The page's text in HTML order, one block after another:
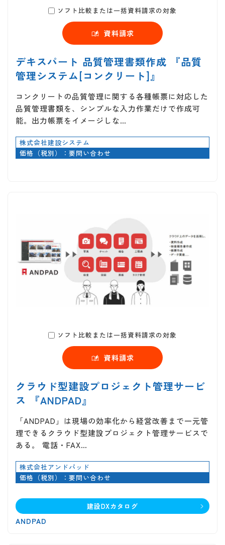
ソフト比較または一括資料請求の対象
資料請求
デキスパート 品質管理書類作成 『品質
管理システム[コンクリート]』
コンクリートの品質管理に関する各種帳票に対応した
品質管理書類を、シンプルな入力作業だけで作成可
能。出力帳票をイメージしな…
株式会社建設システム
価格（税別）：要問い合わせ
ソフト比較または一括資料請求の対象
資料請求
クラウド型建設プロジェクト管理サービ
ス 『ANDPAD』
「ANDPAD」は現場の効率化から経営改善まで一元管
理できるクラウド型建設プロジェクト管理サービスで
ある。 電話・FAX…
株式会社アンドパッド
価格（税別）：要問い合わせ
建設DXカタログ
ANDPAD